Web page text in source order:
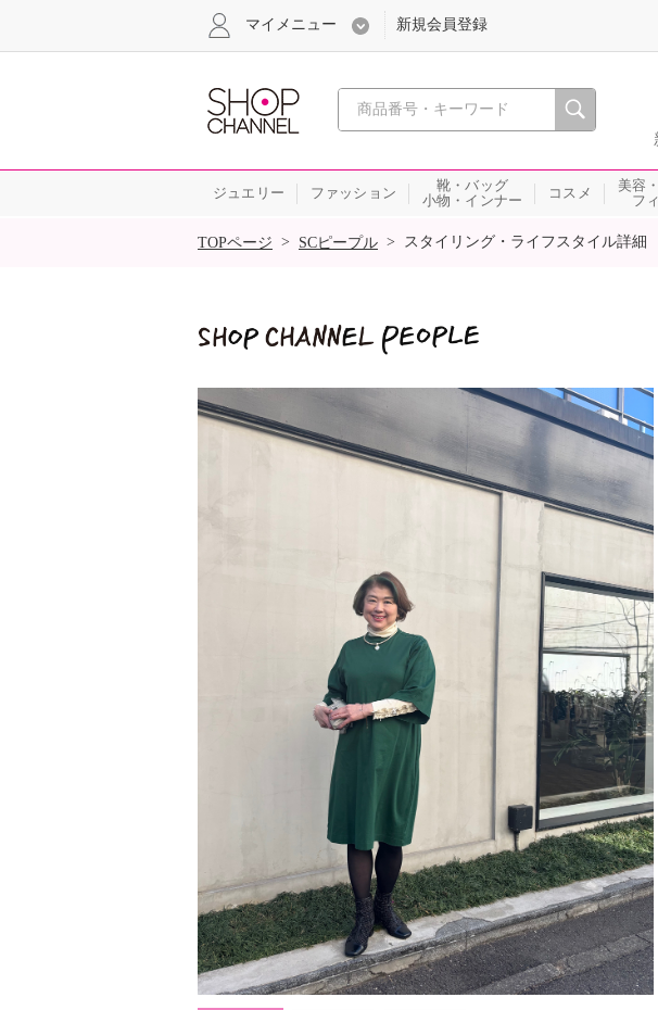
心おどる、瞬間を。通販・テレビ
マイメニュー 新規会員登録
ジュエリー ファッション
靴・バッグ
小物・インナー
コスメ
美容
フ
SALE
TOPページ > SCピープル > スタイリング・ライフスタイル詳細
Next